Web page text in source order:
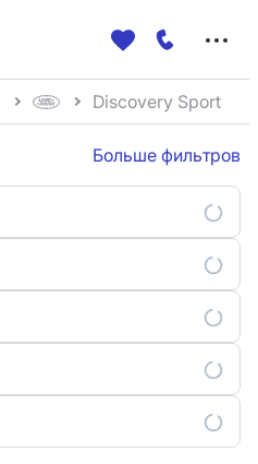
Discovery Sport
Больше фильтров